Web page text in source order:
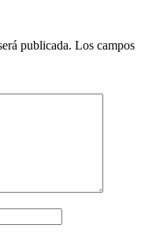
publicada. Los campos